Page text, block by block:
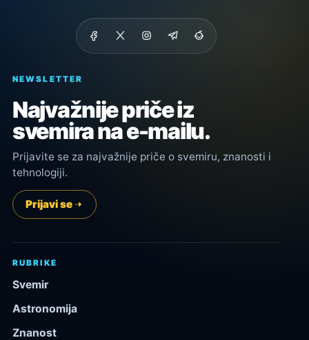
NEWSLETTER
Najvažnije priče iz
svemira na e-mailu.
Prijavite se za najvažnije priče o svemiru, znanosti i
tehnologiji.
Prijavi se
RUBRIKE
Svemir
Astronomija
Znanost